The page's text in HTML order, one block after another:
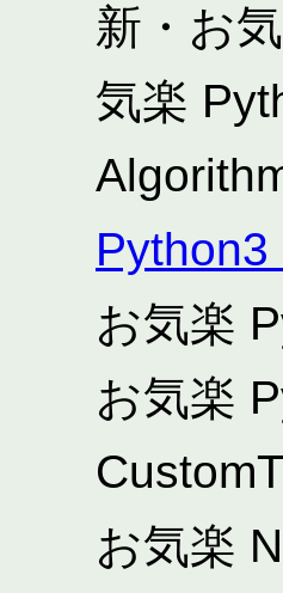
新・お
気楽
お気楽
お気楽
お気楽